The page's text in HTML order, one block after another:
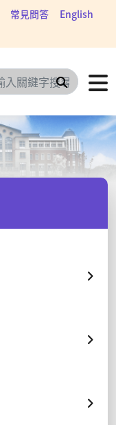
常見問答 English
搜尋